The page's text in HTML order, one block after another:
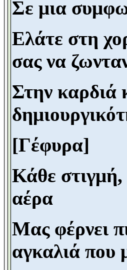
Σε μια
Ελάτε στη
σας να
Στην καρδιά
[Γέφυρα]
Κάθε στιγμή,
αέρα
Μας φέρνει
αγκαλιά που